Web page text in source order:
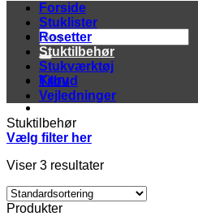
Søg
efter:
Kurv
Forside
Stuklister
Rosetter
Stuktilbehør
Stukværktøj
Tilbud
Vejledninger
Stuktilbehør
Vælg filter her
Viser 3 resultater
Produkter